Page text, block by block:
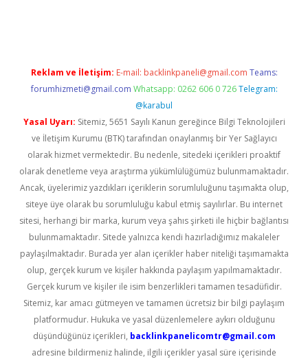
Reklam ve İletişim: E-mail: backlinkpaneli@gmail.com Teams:
forumhizmeti@gmail.com Whatsapp: 0262 606 0 726 Telegram:
@karabul
Yasal Uyarı: Sitemiz, 5651 Sayılı Kanun gereğince Bilgi Teknolojileri
ve İletişim Kurumu (BTK) tarafından onaylanmış bir Yer Sağlayıcı
olarak hizmet vermektedir. Bu nedenle, sitedeki içerikleri proaktif
olarak denetleme veya araştırma yükümlülüğümüz bulunmamaktadır.
Ancak, üyelerimiz yazdıkları içeriklerin sorumluluğunu taşımakta olup,
siteye üye olarak bu sorumluluğu kabul etmiş sayılırlar. Bu internet
sitesi, herhangi bir marka, kurum veya şahıs şirketi ile hiçbir bağlantısı
bulunmamaktadır. Sitede yalnızca kendi hazırladığımız makaleler
paylaşılmaktadır. Burada yer alan içerikler haber niteliği taşımamakta
olup, gerçek kurum ve kişiler hakkında paylaşım yapılmamaktadır.
Gerçek kurum ve kişiler ile isim benzerlikleri tamamen tesadüfidir.
Sitemiz, kar amacı gütmeyen ve tamamen ücretsiz bir bilgi paylaşım
platformudur. Hukuka ve yasal düzenlemelere aykırı olduğunu
düşündüğünüz içerikleri, backlinkpanelicomtr@gmail.com
adresine bildirmeniz halinde, ilgili içerikler yasal süre içerisinde